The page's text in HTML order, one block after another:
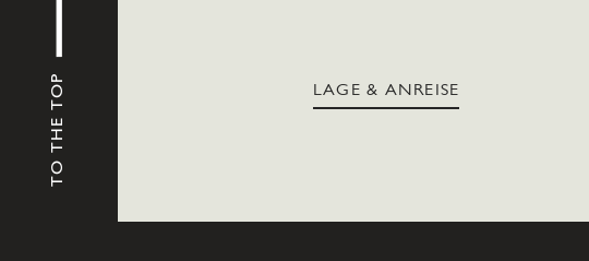
TO THE TOP LAGE & ANREISE